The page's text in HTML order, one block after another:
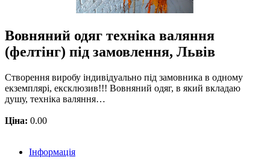
Вовняний одяг техніка валяння
(фелтінг) під замовлення, Львів
Створення виробу індивідуально під замовника в одному
екземплярі, ексклюзив!!! Вовняний одяг, в який вкладаю
душу, техніка валяння…
Ціна: 0.00
Інформація